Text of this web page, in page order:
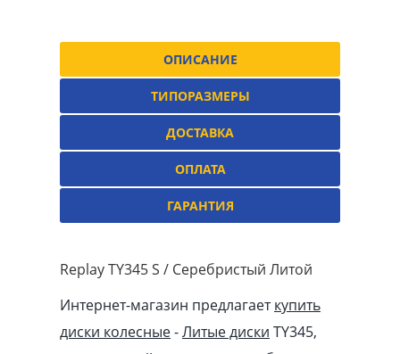
ОПИСАНИЕ
ТИПОРАЗМЕРЫ
ДОСТАВКА
ОПЛАТА
ГАРАНТИЯ
Replay TY345 S / Серебристый Литой
Интернет-магазин предлагаеткупить
диски колесные-Литые диски TY345,